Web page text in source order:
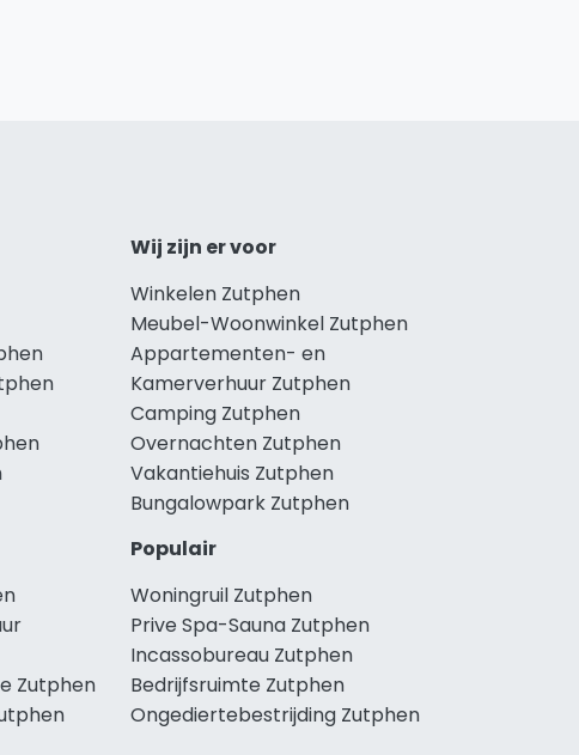
Wij zijn er voor
Winkelen Zutphen
Meubel-Woonwinkel Zutphen
Appartementen- en
Kamerverhuur Zutphen
Camping Zutphen
Overnachten Zutphen
Vakantiehuis Zutphen
Bungalowpark Zutphen
Zutphen
Populair
Woningruil Zutphen
Prive Spa-Sauna Zutphen
Incassobureau Zutphen
Bedrijfsruimte Zutphen
Ongediertebestrijding Zutphen